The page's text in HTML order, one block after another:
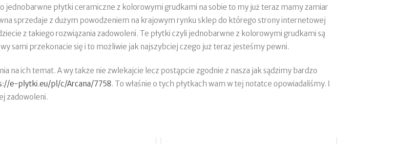
jednobarwne płytki ceramiczne z kolorowymi grudkami na sobie to my już teraz mamy zamiar
sprzedaje z dużym powodzeniem na krajowym rynku sklep do którego strony internetowej
z takiego rozwiązania zadowoleni. Te płytki czyli jednobarwne z kolorowymi grudkami są
sami przekonacie się i to możliwie jak najszybciej czego już teraz jesteśmy pewni.
na ich temat. A wy także nie zwlekajcie lecz postąpcie zgodnie z nasza jak sądzimy bardzo
e-plytki.eu/pl/c/Arcana/7758. To właśnie o tych płytkach wam w tej notatce opowiadaliśmy. I
zadowoleni.